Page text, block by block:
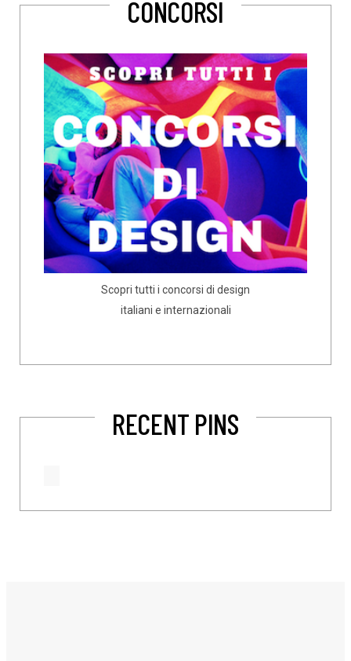
CONCORSI
Scopri tutti i concorsi di design
italiani e internazionali
RECENT PINS